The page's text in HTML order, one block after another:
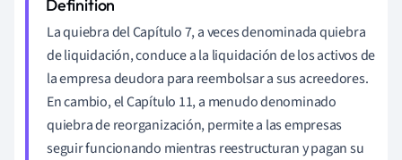
La quiebra del Capítulo 7, a veces denominada quiebra
de liquidación, conduce a la liquidación de los activos de
la empresa deudora para reembolsar a sus acreedores.
En cambio, el Capítulo 11, a menudo denominado
quiebra de reorganización, permite a las empresas
seguir funcionando mientras reestructuran y pagan su